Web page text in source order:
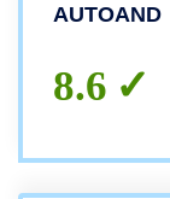
AUTOAND
8.6